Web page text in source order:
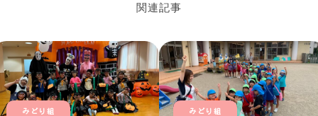
関連記事
みどり組 みどり組